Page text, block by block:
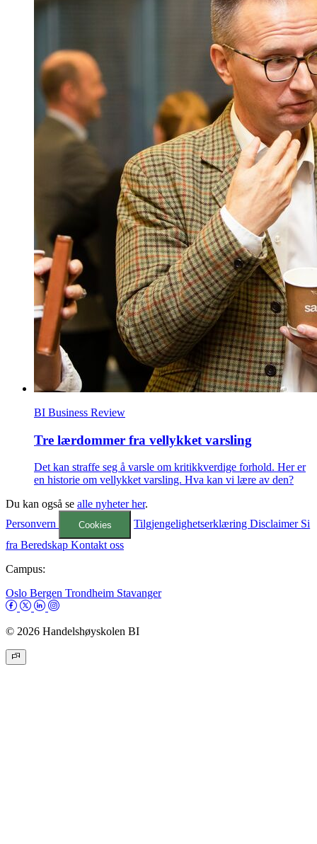
BI Business Review
Tre lærdommer fra vellykket varsling
Det kan straffe seg å varsle om kritikkverdige forhold. Her er
en historie om vellykket varsling. Hva kan vi lære av den?
Du kan også se alle nyheter her.
Personvern
Cookies TilgjengelighetserklæringDisclaimer Si
fra Beredskap Kontakt oss
Campus:
Oslo Bergen Trondheim Stavanger
© 2026 Handelshøyskolen BI